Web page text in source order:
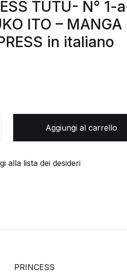
TUTU- N° 1-
ITO – MANGA
in italiano
Aggiungi al carrello
alla lista dei desideri
PRINCESS